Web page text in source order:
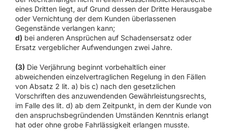
eines Dritten liegt, auf Grund dessen der Dritte Herausgabe
oder Vernichtung der dem Kunden überlassenen
Gegenstände verlangen kann;
d) bei anderen Ansprüchen auf Schadensersatz oder
Ersatz vergeblicher Aufwendungen zwei Jahre.
(3) Die Verjährung beginnt vorbehaltlich einer
abweichenden einzelvertraglichen Regelung in den Fällen
von Absatz 2 lit. a) bis c) nach den gesetzlichen
Vorschriften des anzuwendenden Gewährleistungsrechts,
im Falle des lit. d) ab dem Zeitpunkt, in dem der Kunde von
den anspruchsbegründenden Umständen Kenntnis erlangt
hat oder ohne grobe Fahrlässigkeit erlangen musste.